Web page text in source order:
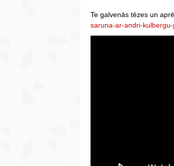
Te galvenās tēzes un
saruna-ar-andri-